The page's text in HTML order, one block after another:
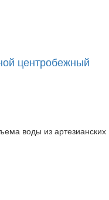
центробежный
воды из артезианских